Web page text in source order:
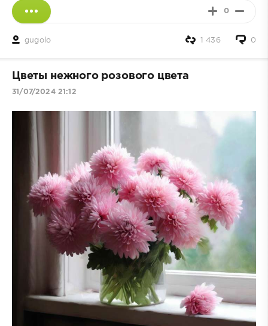
0
gugolo 0
1 436
Цветы нежного розового цвета
31/07/2024 21:12